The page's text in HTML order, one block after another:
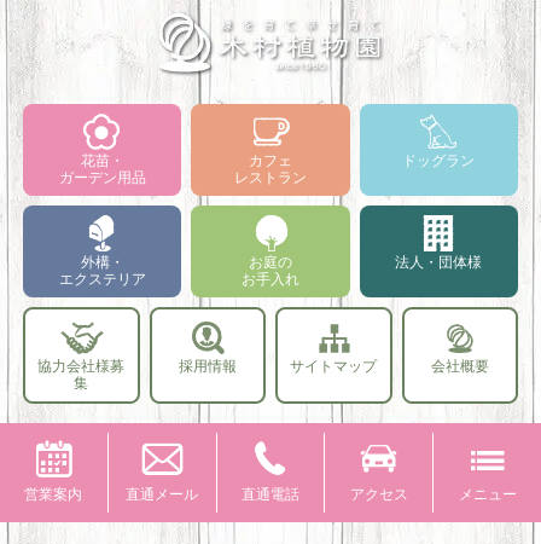
花苗・
ガーデン用品
カフェ
レストラン
ドッグラン
外構・
エクステリア
お庭の
お手入れ
法人・団体様
協力会社様募
集
採用情報 サイトマップ 会社概要
営業案内 直通メール 直通電話 アクセス メニュー